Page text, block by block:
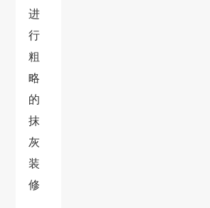
进
行
粗
略
的
抹
灰
装
修